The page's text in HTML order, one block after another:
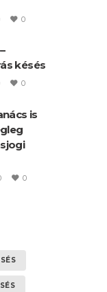
0
késés
0
is
0